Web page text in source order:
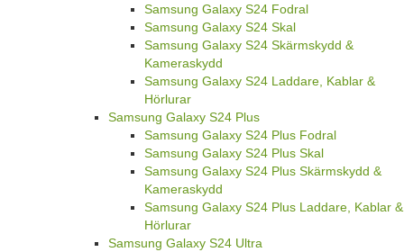
Samsung Galaxy S24 Fodral
Samsung Galaxy S24 Skal
Samsung Galaxy S24 Skärmskydd &
Kameraskydd
Samsung Galaxy S24 Laddare, Kablar &
Hörlurar
Samsung Galaxy S24 Plus
Samsung Galaxy S24 Plus Fodral
Samsung Galaxy S24 Plus Skal
Samsung Galaxy S24 Plus Skärmskydd &
Kameraskydd
Samsung Galaxy S24 Plus Laddare, Kablar &
Hörlurar
Samsung Galaxy S24 Ultra